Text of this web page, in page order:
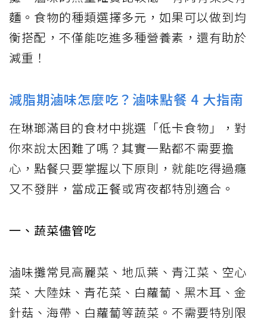
麵。食物的種類選擇多元，如果可以做到均
衡搭配，不僅能吃進多種營養素，還有助於
減重！
減脂期滷味怎麼吃？滷味點餐 4 大指南
在琳瑯滿目的食材中挑選「低卡食物」，對
你來說太困難了嗎？其實一點都不需要擔
心，點餐只要掌握以下原則，就能吃得過癮
又不發胖，當成正餐或宵夜都特別適合。
一、蔬菜儘管吃
滷味攤常見高麗菜、地瓜葉、青江菜、空心
菜、大陸妹、青花菜、白蘿蔔、黑木耳、金
針菇、海帶、白蘿蔔等蔬菜。不需要特別限